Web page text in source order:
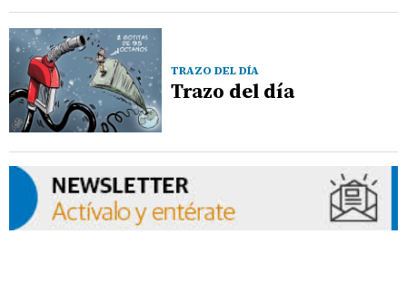
TRAZO DEL DÍA
Trazo del día